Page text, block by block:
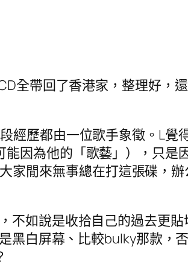
全帶回了香港家，整理好，
經歷都由一位歌手象徵。L
因為他的「歌藝」），只是
家閒來無事總在打這張碟，
不如說是收拾自己的過去更
黑白屏幕、比較bulky那款，